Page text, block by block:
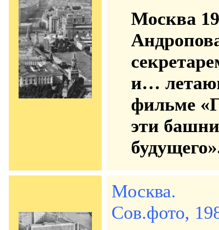
Москва
и…
фильме
эти
Москва.
Сов.фото,